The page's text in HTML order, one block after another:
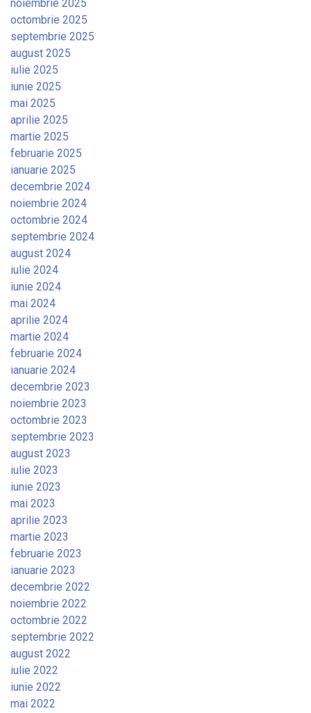
noiembrie 2025
octombrie 2025
septembrie 2025
august 2025
iulie 2025
iunie 2025
mai 2025
aprilie 2025
martie 2025
februarie 2025
ianuarie 2025
decembrie 2024
noiembrie 2024
octombrie 2024
septembrie 2024
august 2024
iulie 2024
iunie 2024
mai 2024
aprilie 2024
martie 2024
februarie 2024
ianuarie 2024
decembrie 2023
noiembrie 2023
octombrie 2023
septembrie 2023
august 2023
iulie 2023
iunie 2023
mai 2023
aprilie 2023
martie 2023
februarie 2023
ianuarie 2023
decembrie 2022
noiembrie 2022
octombrie 2022
septembrie 2022
august 2022
iulie 2022
iunie 2022
mai 2022